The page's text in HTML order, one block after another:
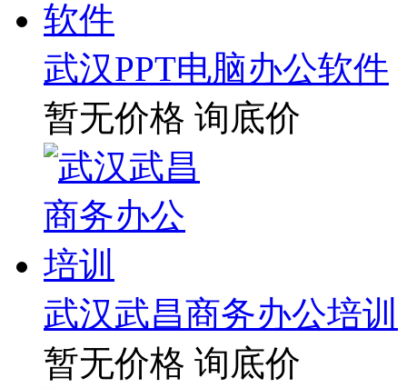
武汉PPT电脑办公软件
暂无价格 询底价
武汉武昌商务办公培训
暂无价格 询底价